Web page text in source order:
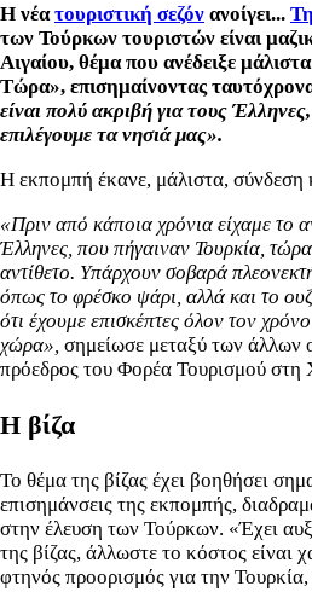
Η νέατουριστική σεζόν ανοίγει...
των Τούρκων τουριστών είναι
Αιγαίου, θέμα που ανέδειξε
Τώρα», επισημαίνοντας
είναι πολύ ακριβή για τους
επιλέγουμε τα νησιά μας».
Η εκπομπή έκανε, μάλιστα, σύνδεση
«Πριν από κάποια χρόνια είχαμε το
Έλληνες, που πήγαιναν Τουρκία,
αντίθετο. Υπάρχουν σοβαρά
όπως το φρέσκο ψάρι, αλλά και το
ότι έχουμε επισκέπτες όλον τον
χώρα», σημείωσε μεταξύ των άλλων
πρόεδρος του Φορέα Τουρισμού στη
Η βίζα
Το θέμα της βίζας έχει βοηθήσει
επισημάνσεις της εκπομπής,
στην έλευση των Τούρκων. «Έχει
της βίζας, άλλωστε το κόστος είναι
φτηνός προορισμός για την